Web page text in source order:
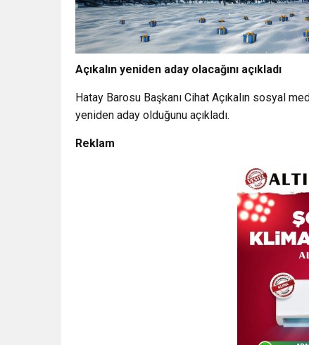
Açıkalın yeniden aday olacağını açıkladı
Hatay Barosu Başkanı Cihat Açıkalın sosyal
yeniden aday olduğunu açıkladı.
Reklam